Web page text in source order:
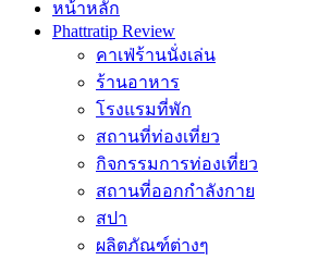
หน้าหลัก
Phattratip Review
คาเฟ่ร้านนั่งเล่น
ร้านอาหาร
โรงแรมที่พัก
สถานที่ท่องเที่ยว
กิจกรรมการท่องเที่ยว
สถานที่ออกกำลังกาย
สปา
ผลิตภัณฑ์ต่างๆ